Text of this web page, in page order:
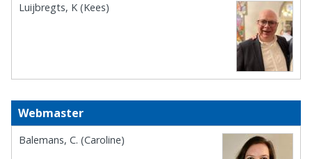
Luijbregts, K (Kees)
Webmaster
Balemans, C. (Caroline)